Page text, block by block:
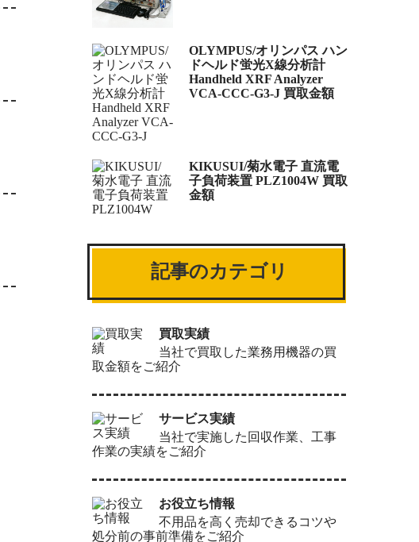
OLYMPUS/オリンパス ハン
ドヘルド蛍光X線分析計
Handheld XRF Analyzer
VCA-CCC-G3-J 買取金額
KIKUSUI/菊水電子 直流電
子負荷装置 PLZ1004W 買取
金額
記事のカテゴリ
買取実績
当社で買取した業務用機器の買
取金額をご紹介
サービス実績
当社で実施した回収作業、工事
作業の実績をご紹介
お役立ち情報
不用品を高く売却できるコツや
処分前の事前準備をご紹介